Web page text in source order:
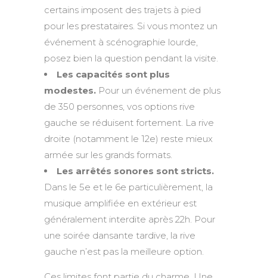
certains imposent des trajets à pied
pour les prestataires. Si vous montez un
événement à scénographie lourde,
posez bien la question pendant la visite.
Les capacités sont plus
modestes. Pour un événement de plus
de 350 personnes, vos options rive
gauche se réduisent fortement. La rive
droite (notamment le 12e) reste mieux
armée sur les grands formats.
Les arrêtés sonores sont stricts.
Dans le 5e et le 6e particulièrement, la
musique amplifiée en extérieur est
généralement interdite après 22h. Pour
une soirée dansante tardive, la rive
gauche n’est pas la meilleure option.